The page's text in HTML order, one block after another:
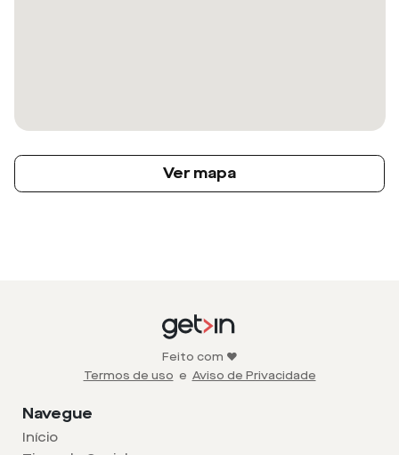
Ver mapa
Feito com ❤️
Termos de uso e Aviso de Privacidade
Navegue
Início